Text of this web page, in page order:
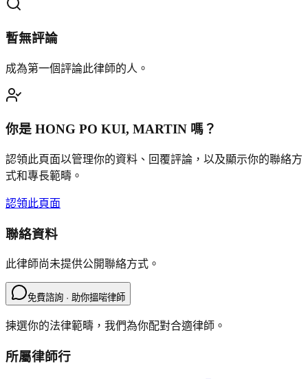
暫無評論
成為第一個評論此律師的人。
你是 HONG PO KUI, MARTIN 嗎？
認領此頁面以管理你的資料、回覆評論，以及顯示你的聯絡方
式和專長範疇。
認領此頁面
聯絡資料
此律師尚未提供公開聯絡方式。
免費諮詢 · 助你搵啱律師
揀選你的法律範疇，我們為你配對合適律師。
所屬律師行